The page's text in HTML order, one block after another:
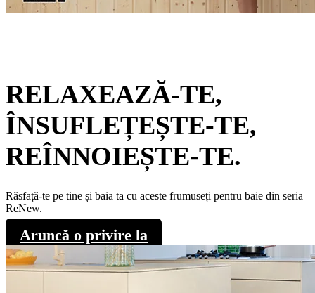
RELAXEAZĂ-TE,
ÎNSUFLEȚEȘTE-TE,
REÎNNOIEȘTE-TE.
Răsfață-te pe tine și baia ta cu aceste frumuseți pentru baie din seria
ReNew.
Aruncă o privire la